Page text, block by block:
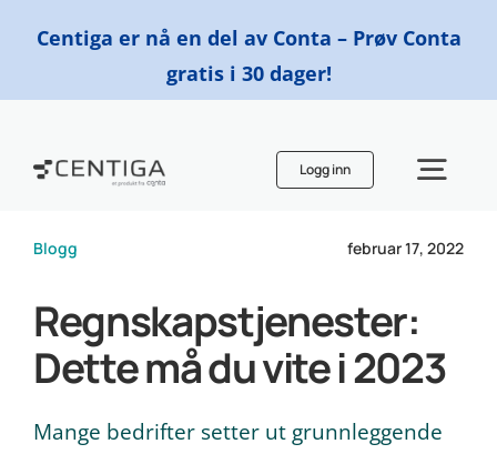
Centiga er nå en del av Conta – Prøv Conta
gratis i 30 dager!
Logg inn
Priser
Finn en regnskapsfører
Blogg februar 17, 2022
Regnskapstjenester:
Dette må du vite i 2023
Mange bedrifter setter ut grunnleggende